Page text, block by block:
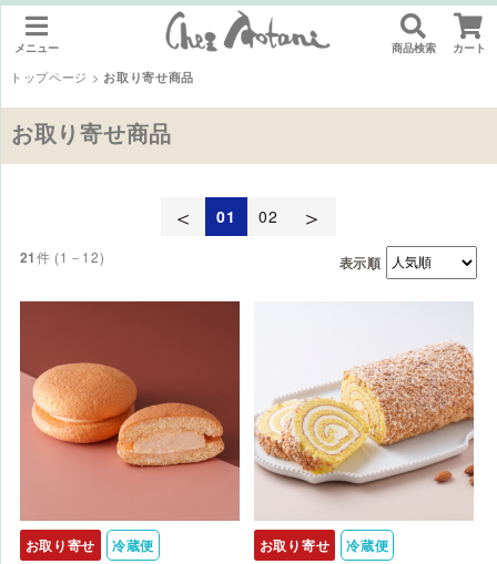
メニュー 商品検索 カート
トップページ > お取り寄せ商品
お取り寄せ商品
＜ 01 02 ＞
21件 (1－12) 表示順
お取り寄せ
冷蔵便
お取り寄せ
冷蔵便